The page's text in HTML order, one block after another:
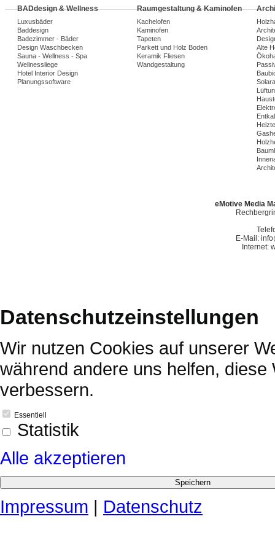
BADdesign & Wellness
Luxusbäder
Baddesign
Badezimmer - Bäder
Design Waschbecken
Sauna - Wellness - Spa
Wellnessliege
Hotel Interior Design
Planungssoftware
Raumgestaltung & Kaminofen
Kachelofen
Kaminofen
Tapeten
Parkett und Holz Boden
Keramik Fliesen
Wandgestaltung
Alte
eMotive Media
E-Mail:
Internet:
Datenschutzeinstellungen
Wir nutzen Cookies auf unserer
während andere uns helfen,
verbessern.
Essentiell
Statistik
Alle akzeptieren
Impressum | Datenschutz